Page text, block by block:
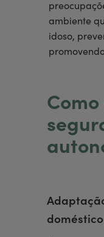
ambiente
idoso,
doméstico